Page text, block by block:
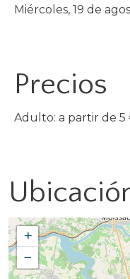
Miércoles, 19 de
Precios
Adulto: a partir de 5
+
−